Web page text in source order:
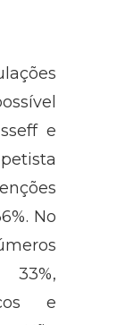
não
e
No